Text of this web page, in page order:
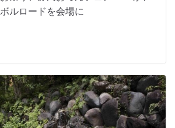
ルロードを会場に